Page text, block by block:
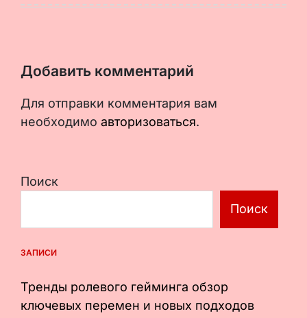
Добавить комментарий
Для отправки комментария вам
необходимо авторизоваться.
Поиск
Поиск
ЗАПИСИ
Тренды ролевого гейминга обзор
ключевых перемен и новых подходов